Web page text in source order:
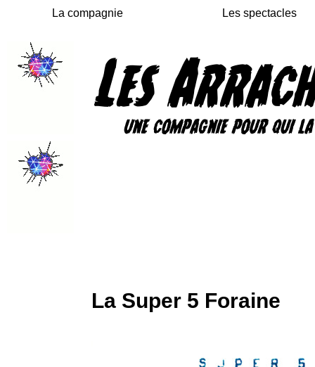
La compagnie Les spectacles
La Super 5 Foraine